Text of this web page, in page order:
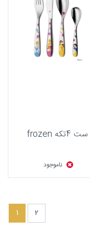
ست 4تکه frozen
ناموجود
1 2